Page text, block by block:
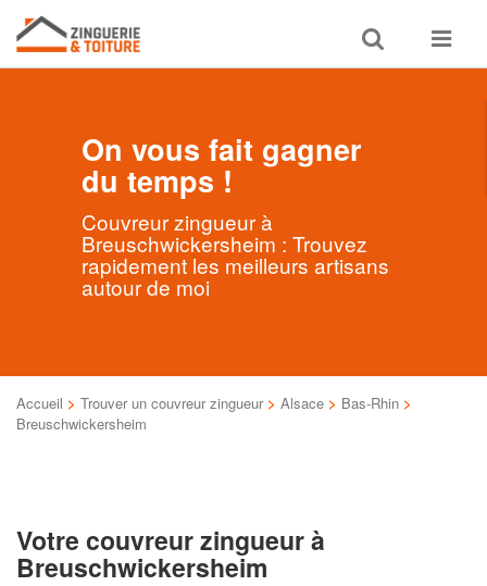
Toggle
search
Toggle
On vous fait gagner
du temps !
Couvreur zingueur à
Breuschwickersheim : Trouvez
rapidement les meilleurs artisans
autour de moi
Accueil > Trouver un couvreur zingueur > Alsace > Bas-Rhin >
Breuschwickersheim
Votre couvreur zingueur à
Breuschwickersheim